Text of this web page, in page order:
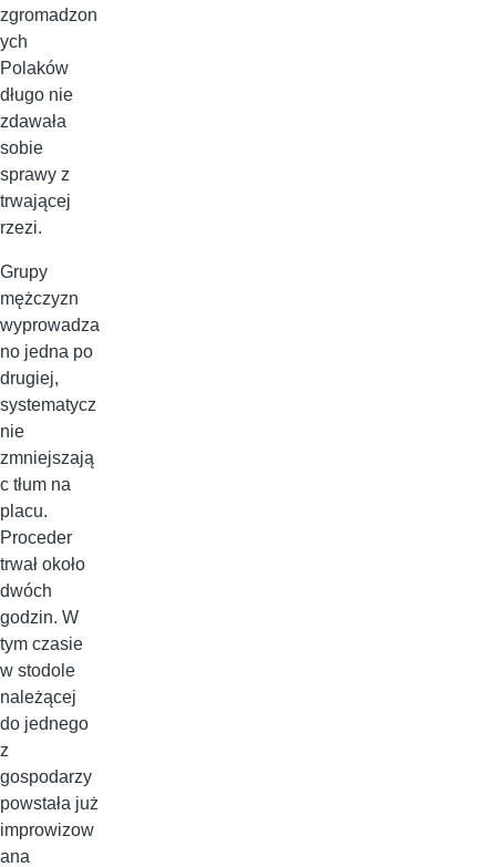
zgromadzon
ych
Polaków
długo nie
zdawała
sobie
sprawy z
trwającej
rzezi.
Grupy
mężczyzn
wyprowadza
no jedna po
drugiej,
systematycz
nie
zmniejszają
c tłum na
placu.
Proceder
trwał około
dwóch
godzin. W
tym czasie
w stodole
należącej
do jednego
z
gospodarzy
powstała już
improwizow
ana